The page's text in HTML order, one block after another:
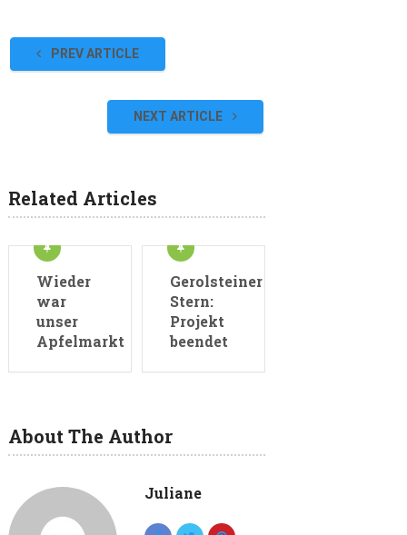
PREV ARTICLE
NEXT ARTICLE
Related Articles
Wieder
war
unser
Apfelmarkt
Gerolsteiner
Stern:
Projekt
beendet
About The Author
Juliane